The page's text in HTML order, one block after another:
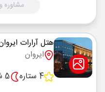
مشاوره
هتل آرارات
ایروان
4 ستاره
5 شب